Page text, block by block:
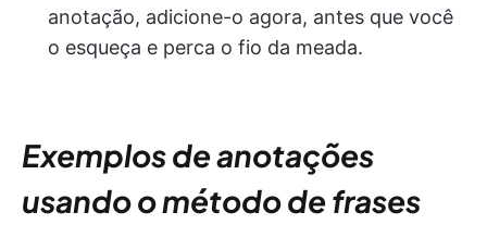
anotação, adicione-o agora, antes que você
o esqueça e perca o fio da meada.
Exemplos de anotações
usando o método de frases